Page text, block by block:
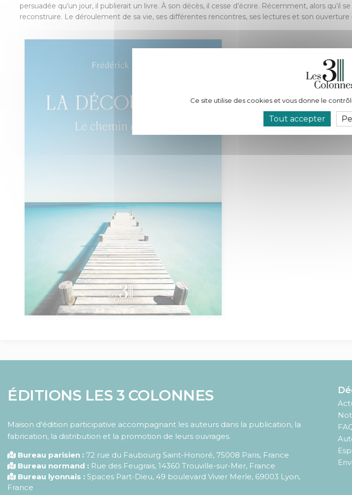
persuadée qu’un jour, il publierait un livre. À son décès, il cesse d’écrire. Récemment, alors
reconstruire. Le déroulement de sa vie, ses différentes rencontres, ses lectures et son ouverture
ÉDITIONS LES 3 COLONNES
Maison d’édition participative accompagnant les auteurs dans la publication, la
fabrication, la distribution et la promotion de leurs ouvrages.
Bureau parisien : 72 rue du Faubourg Saint-Honoré, 75008 Paris, France
Bureau normand : Rue des Feugrais, 14360 Trouville-sur-Mer, France
Bureau lyonnais : Spaces Part-Dieu, 49 boulevard Vivier Merle, 69003 Lyon,
France
Ce site utilise des cookies et vous donne le
Tout accepter